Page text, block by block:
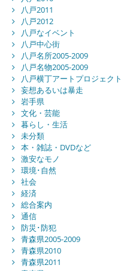
八戸2011
八戸2012
八戸なイベント
八戸中心街
八戸名所2005-2009
八戸名物2005-2009
八戸横丁アートプロジェクト
妄想あるいは暴走
岩手県
文化・芸能
暮らし・生活
未分類
本・雑誌・DVDなど
激安なモノ
環境･自然
社会
経済
総合案内
通信
防災･防犯
青森県2005-2009
青森県2010
青森県2011